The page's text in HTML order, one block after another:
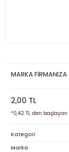
MARKA
2,00 TL
*0,42 TL den
Kategori
Marka